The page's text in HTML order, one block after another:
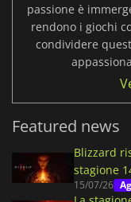
passione è
rendono i giochi
condividere
Featured news
Blizzard
stagione
15/07/26